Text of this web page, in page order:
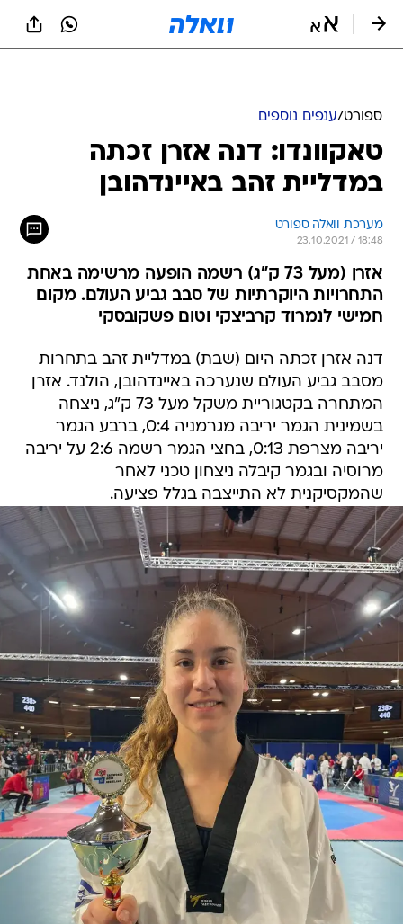
ספורט/ענפים נוספים
טאקוונדו: דנה אזרן זכתה
במדליית זהב באיינדהובן
מערכת וואלה ספורט
23.10.2021 / 18:48
אזרן (מעל 73 ק"ג) רשמה הופעה מרשימה באחת
התחרויות היוקרתיות של סבב גביע העולם. מקום
חמישי לנמרוד קרביצקי וטום פשקובסקי
דנה אזרן זכתה היום (שבת) במדליית זהב בתחרות
מסבב גביע העולם שנערכה באיינדהובן, הולנד. אזרן
המתחרה בקטגוריית משקל מעל 73 ק"ג, ניצחה
בשמינית הגמר יריבה מגרמניה 0:4, ברבע הגמר
יריבה מצרפת 0:13, בחצי הגמר רשמה 2:6 על יריבה
מרוסיה ובגמר קיבלה ניצחון טכני לאחר
שהמקסיקנית לא התייצבה בגלל פציעה.